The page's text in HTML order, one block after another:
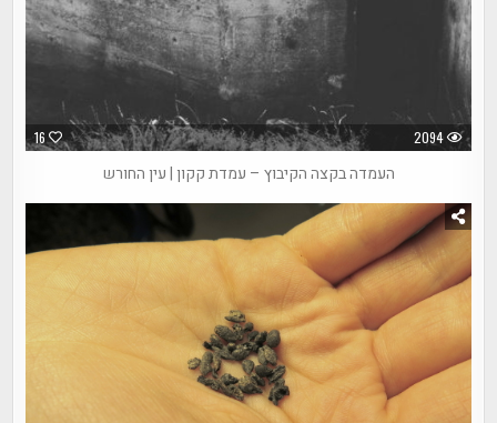
16 2094
העמדה בקצה הקיבוץ – עמדת קקון | עין החורש